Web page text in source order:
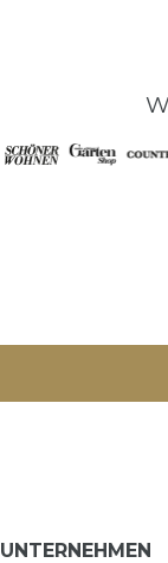
UNTERNEHMEN